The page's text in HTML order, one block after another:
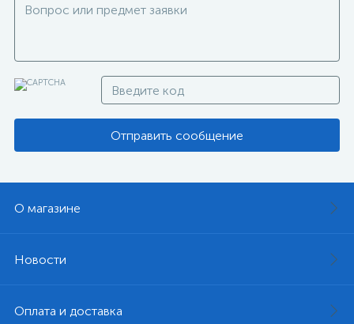
Отправить сообщение
О магазине
Новости
Оплата и доставка